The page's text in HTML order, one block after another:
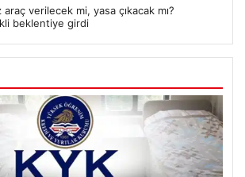
araç verilecek mi, yasa çıkacak mı?
beklentiye girdi